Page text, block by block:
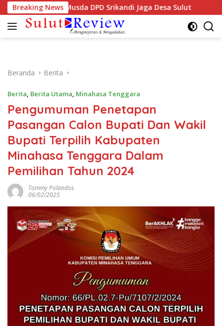
Langsung
ke
konten
Breaking News
Hadiri Musda DPD Srikandi Jaga Desa Sulut
Beranda Berita
Berita, Berita Utama, Minahasa Tenggara
Pengumuman Penetapan
Pasangan Calon Bupati Dan Wakil
Bupati Terpilih Kabupaten
Minahasa Tenggara Dalam
Pemilihan Tahun 2024
Tommy Polandos
06/02/2025